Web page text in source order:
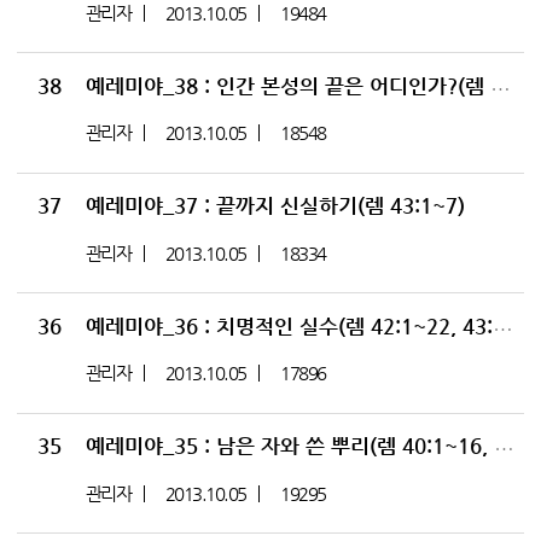
관리자 2013.10.05 19484
38 예레미야_38 : 인간 본성의 끝은 어디인가?(렘 44:1~19)
관리자 2013.10.05 18548
37 예레미야_37 : 끝까지 신실하기(렘 43:1~7)
관리자 2013.10.05 18334
36 예레미야_36 : 치명적인 실수(렘 42:1~22, 43:1~13)
관리자 2013.10.05 17896
35 예레미야_35 : 남은 자와 쓴 뿌리(렘 40:1~16, 41:1~18)
관리자 2013.10.05 19295